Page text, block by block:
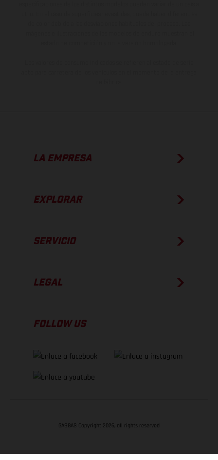
LA EMPRESA
EXPLORAR
SERVICIO
LEGAL
FOLLOW US
GASGAS Copyright 2026, all rights reserved